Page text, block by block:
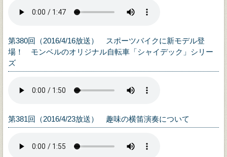
第380回（2016/4/16放送） スポーツバイクに新モデル登
場！ モンベルのオリジナル自転車「シャイデック」シリー
ズ
第381回（2016/4/23放送） 趣味の横笛演奏について